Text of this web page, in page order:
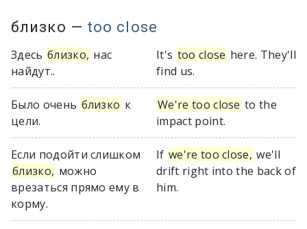
близко — too close
Здесь близко, нас
найдут..
It's too close here. They'll
find us.
Было очень близко к
цели.
We're too close to the
impact point.
Если подойти слишком
близко, можно
врезаться прямо ему в
корму.
If we're too close, we'll
drift right into the back of
him.